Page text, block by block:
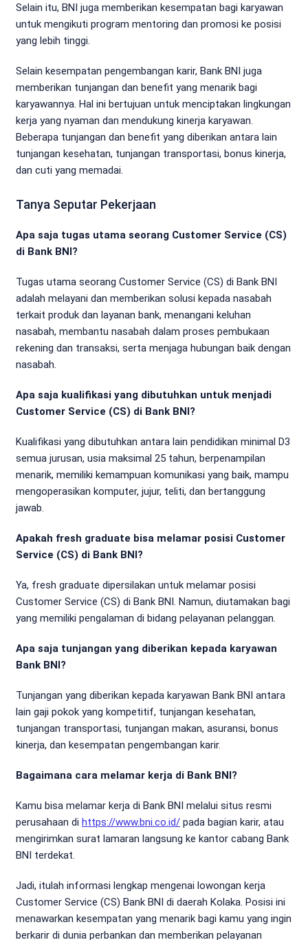
Selain itu, BNI juga memberikan kesempatan bagi karyawan
untuk mengikuti program mentoring dan promosi ke posisi
yang lebih tinggi.
Selain kesempatan pengembangan karir, Bank BNI juga
memberikan tunjangan dan benefit yang menarik bagi
karyawannya. Hal ini bertujuan untuk menciptakan lingkungan
kerja yang nyaman dan mendukung kinerja karyawan.
Beberapa tunjangan dan benefit yang diberikan antara lain
tunjangan kesehatan, tunjangan transportasi, bonus kinerja,
dan cuti yang memadai.
Tanya Seputar Pekerjaan
Apa saja tugas utama seorang Customer Service (CS)
di Bank BNI?
Tugas utama seorang Customer Service (CS) di Bank BNI
adalah melayani dan memberikan solusi kepada nasabah
terkait produk dan layanan bank, menangani keluhan
nasabah, membantu nasabah dalam proses pembukaan
rekening dan transaksi, serta menjaga hubungan baik dengan
nasabah.
Apa saja kualifikasi yang dibutuhkan untuk menjadi
Customer Service (CS) di Bank BNI?
Kualifikasi yang dibutuhkan antara lain pendidikan minimal D3
semua jurusan, usia maksimal 25 tahun, berpenampilan
menarik, memiliki kemampuan komunikasi yang baik, mampu
mengoperasikan komputer, jujur, teliti, dan bertanggung
jawab.
Apakah fresh graduate bisa melamar posisi Customer
Service (CS) di Bank BNI?
Ya, fresh graduate dipersilakan untuk melamar posisi
Customer Service (CS) di Bank BNI. Namun, diutamakan bagi
yang memiliki pengalaman di bidang pelayanan pelanggan.
Apa saja tunjangan yang diberikan kepada karyawan
Bank BNI?
Tunjangan yang diberikan kepada karyawan Bank BNI antara
lain gaji pokok yang kompetitif, tunjangan kesehatan,
tunjangan transportasi, tunjangan makan, asuransi, bonus
kinerja, dan kesempatan pengembangan karir.
Bagaimana cara melamar kerja di Bank BNI?
Kamu bisa melamar kerja di Bank BNI melalui situs resmi
perusahaan di https://www.bni.co.id/ pada bagian karir, atau
mengirimkan surat lamaran langsung ke kantor cabang Bank
BNI terdekat.
Jadi, itulah informasi lengkap mengenai lowongan kerja
Customer Service (CS) Bank BNI di daerah Kolaka. Posisi ini
menawarkan kesempatan yang menarik bagi kamu yang ingin
berkarir di dunia perbankan dan memberikan pelayanan